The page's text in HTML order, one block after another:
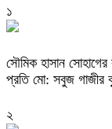
১
সৌমিক হাসান সোহাগের
প্রতি মো: সবুজ গাজীর
২